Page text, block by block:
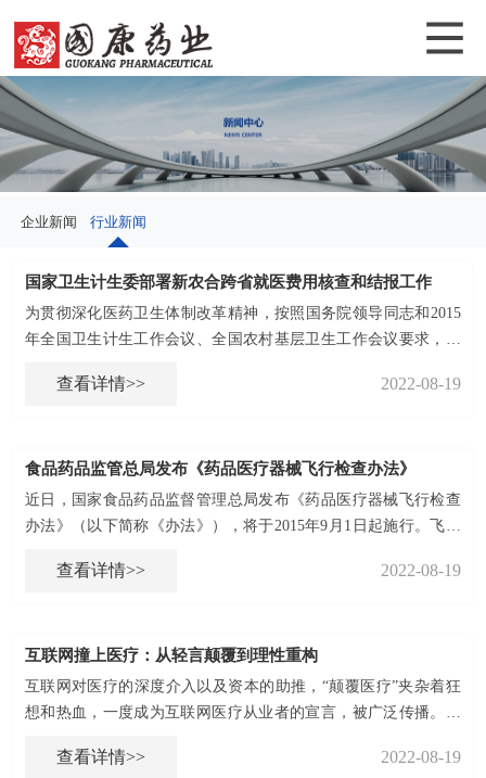
关于我们
新闻中心
产品中心
加入我们
国康讲堂
爱游戏ayx官方网页,爱游
戏（中国）
企业新闻 行业新闻
国家卫生计生委部署新农合跨省就医费用核查和结报工作
为贯彻深化医药卫生体制改革精神，按照国务院领导同志和2015
年全国卫生计生工作会议、全国农村基层卫生工作会议要求，推
省就医费用核查和结报工作的指导意见》。
查看详情>> 2022-08-19
食品药品监管总局发布《药品医疗器械飞行检查办法》
近日，国家食品药品监督管理总局发布《药品医疗器械飞行检查
办法》（以下简称《办法》），将于2015年9月1日起施行。飞行
督检查，具有突击性、独立性、高效性等特点。
查看详情>> 2022-08-19
互联网撞上医疗：从轻言颠覆到理性重构
互联网对医疗的深度介入以及资本的助推，“颠覆医疗”夹杂着狂
想和热血，一度成为互联网医疗从业者的宣言，被广泛传播。但
心，难被外力轻易“颠覆”。
查看详情>> 2022-08-19